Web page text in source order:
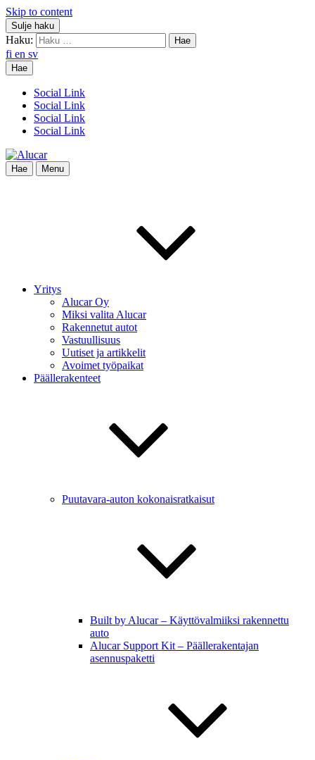
Skip to content
Sulje haku
Haku:
fi en sv
Hae
Social Link
Social Link
Social Link
Social Link
Hae Menu
Yritys
Alucar Oy
Miksi valita Alucar
Rakennetut autot
Vastuullisuus
Uutiset ja artikkelit
Avoimet työpaikat
Päällerakenteet
Puutavara-auton kokonaisratkaisut
Built by Alucar – Käyttövalmiiksi rakennettu
auto
Alucar Support Kit – Päällerakentajan
asennuspaketti